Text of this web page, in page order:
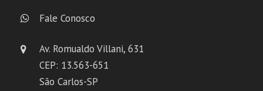
Fale Conosco
Av. Romualdo Villani, 631
CEP: 13.563-651
São Carlos-SP